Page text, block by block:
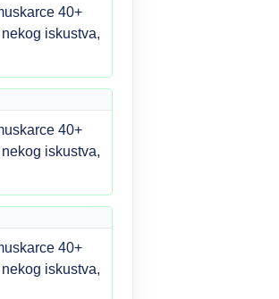
40+
iskustva,
40+
iskustva,
40+
iskustva,